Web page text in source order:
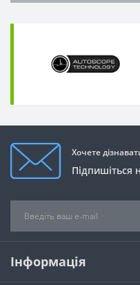
Хочете
Підпишіться
Інформація